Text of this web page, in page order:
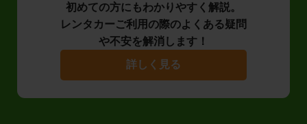
初めての方にもわかりやすく解説。
レンタカーご利用の際のよくある疑問
や不安を解消します！
詳しく見る